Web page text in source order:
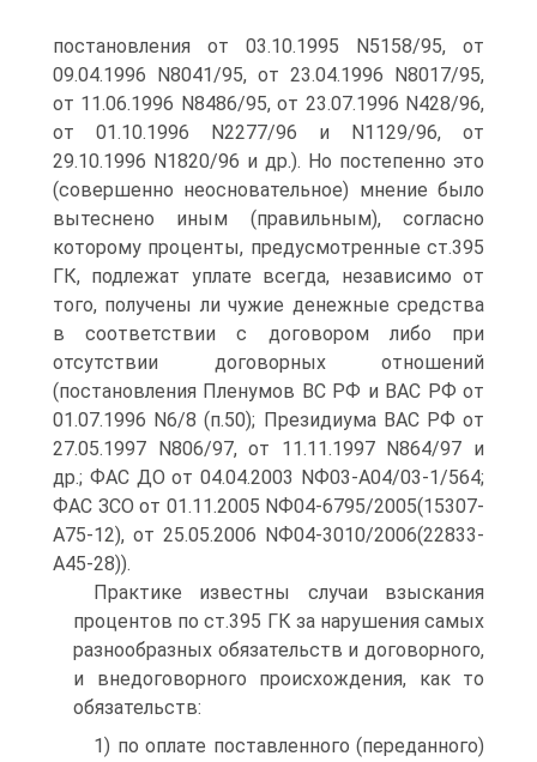
постановления от 03.10.1995 N5158/95, от
09.04.1996 N8041/95, от 23.04.1996 N8017/95,
от 11.06.1996 N8486/95, от 23.07.1996 N428/96,
от 01.10.1996 N2277/96 и N1129/96, от
29.10.1996 N1820/96 и др.). Но постепенно это
(совершенно неосновательное) мнение было
вытеснено иным (правильным), согласно
которому проценты, предусмотренные ст.395
ГК, подлежат уплате всегда, независимо от
того, получены ли чужие денежные средства
в соответствии с договором либо при
отсутствии договорных отношений
(постановления Пленумов ВС РФ и ВАС РФ от
01.07.1996 N6/8 (п.50); Президиума ВАС РФ от
27.05.1997 N806/97, от 11.11.1997 N864/97 и
др.; ФАС ДО от 04.04.2003 NФ03-А04/03-1/564;
ФАС ЗСО от 01.11.2005 NФ04-6795/2005(15307-
А75-12), от 25.05.2006 NФ04-3010/2006(22833-
А45-28)).
Практике известны случаи взыскания
процентов по ст.395 ГК за нарушения самых
разнообразных обязательств и договорного,
и внедоговорного происхождения, как то
обязательств:
1) по оплате поставленного (переданного)